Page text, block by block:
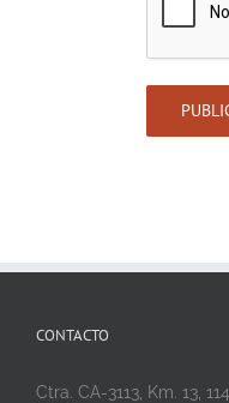
CONTACTO
Ctra. CA-3113, Km. 13,